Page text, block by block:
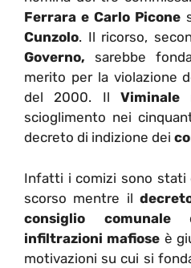
Ferrara e Carlo Picone
Cunzolo. Il ricorso,
Governo, sarebbe
merito per la violazione
del 2000. Il Viminale
scioglimento nei
decreto di indizione dei
Infatti i comizi sono stati
scorso mentre il
consiglio comunale
infiltrazioni mafiose è
motivazioni su cui si